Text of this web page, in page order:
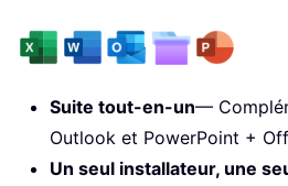
Suite tout-en-un—
Outlook et PowerPoint +
Un seul installateur, une